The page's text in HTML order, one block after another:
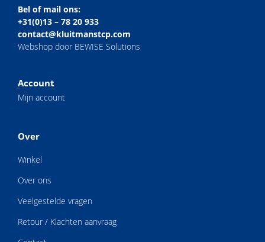
Bel of mail ons:
+31(0)13 – 78 20 933
contact@kluitmanstcp.com
Webshop door BEWISE Solutions
Account
Mijn account
Over
Winkel
Over ons
Veelgestelde vragen
Retour / Klachten aanvraag